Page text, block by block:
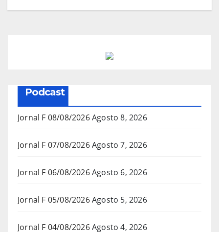
Podcast
Jornal F 08/08/2026Agosto 8, 2026
Jornal F 07/08/2026Agosto 7, 2026
Jornal F 06/08/2026Agosto 6, 2026
Jornal F 05/08/2026Agosto 5, 2026
Jornal F 04/08/2026Agosto 4, 2026